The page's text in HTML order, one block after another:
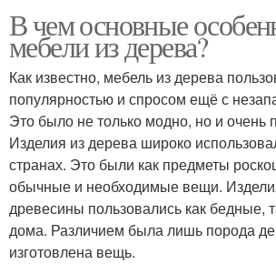
В чем основные
мебели из дерева?
Как известно, мебель из дерева
популярностью и спросом ещё с
Это было не только модно, но и очень
Изделия из дерева широко
странах. Это были как предметы
обычные и необходимые вещи.
древесины пользовались как бедные,
дома. Различием была лишь порода
изготовлена вещь.